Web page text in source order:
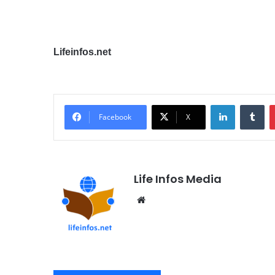
Lifeinfos.net
Facebook X
Life Infos Media